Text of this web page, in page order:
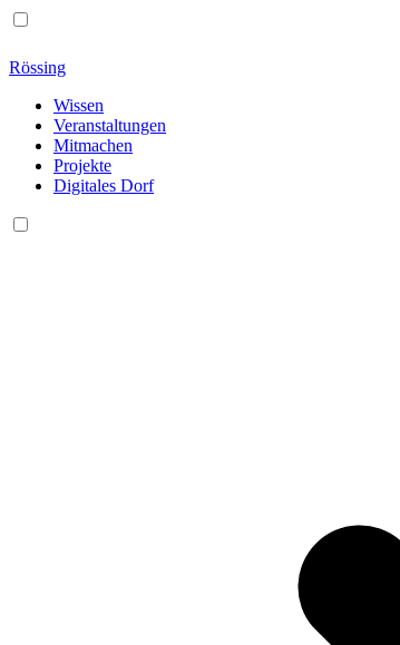
Rössing
Wissen
Veranstaltungen
Mitmachen
Projekte
Digitales Dorf